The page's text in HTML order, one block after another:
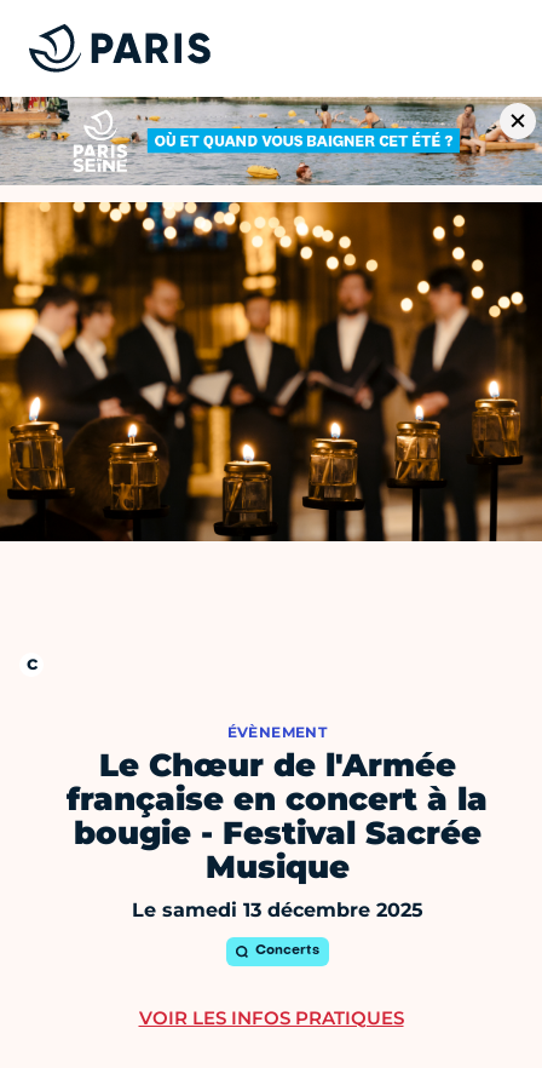
ÉVÈNEMENT
Le Chœur de l'Armée
française en concert à la
bougie - Festival Sacrée
Musique
Le samedi 13 décembre 2025
Concerts
VOIR LES INFOS PRATIQUES